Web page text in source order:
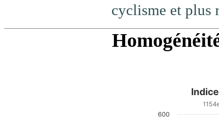
cyclisme et plus
Indice d homogénéité
Bar chart with 20 bars.
600